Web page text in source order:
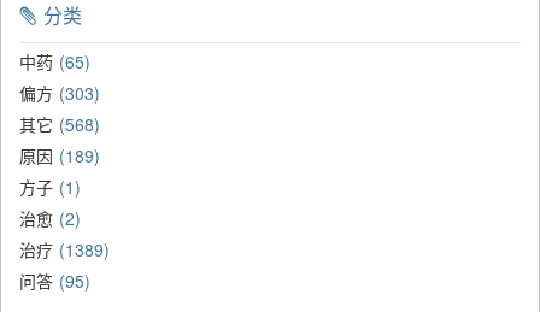
分类
中药 65
偏方 303
其它 568
原因 189
方子 1
治愈 2
治疗 1389
问答 95